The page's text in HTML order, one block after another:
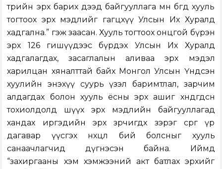
төрийн эрх барих дээд байгууллага мөн бөгөөд хууль
тогтоох эрх мэдлийг гагцхүү Улсын Их Хуралд
хадгална.” гэж заасан. Хууль тогтоох онцгой бүрэн
эрх 126 гишүүдээс бүрдэх Улсын Их Хуралд
хадгалагдах, засаглалын аливаа эрх мэдэл
харилцан хяналттай байх Монгол Улсын Үндсэн
хуулийн энэхүү суурь үзэл баримтлал, зарчим
алдагдах болон хууль ёсны эрх ашиг хөндөгдсөн
тохиолдолд шүүх эрх мэдлийн байгууллагад
хандах иргэдийн эрх зөрчигдөх зэрэг сөрөг үр
дагавар үүсгэх нөхцөл бий болсныг хууль
санаачлагчид дүгнэсэн байна. Иймд
“захиргааны хэм хэмжээний акт батлах эрхийг